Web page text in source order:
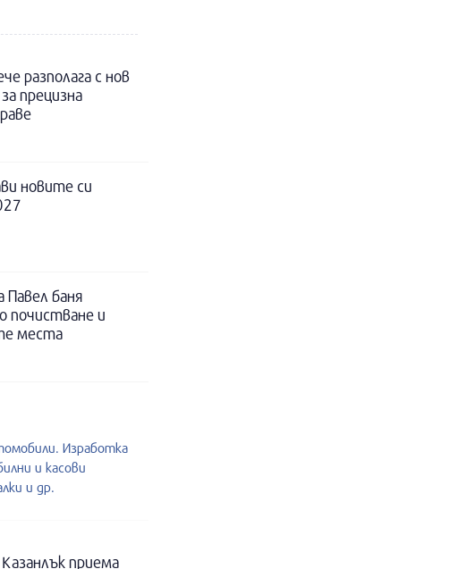
разполага с нов
прецизна
новите си
Павел баня
почистване и
места
Изработка
и касови
и др.
приема